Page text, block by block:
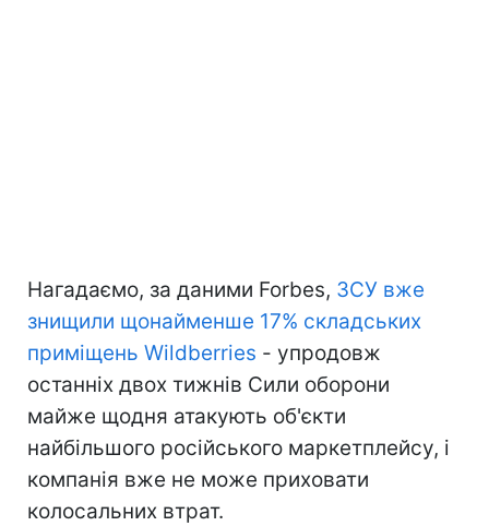
Нагадаємо, за даними Forbes, ЗСУ вже
знищили щонайменше 17% складських
приміщень Wildberries - упродовж
останніх двох тижнів Сили оборони
майже щодня атакують об'єкти
найбільшого російського маркетплейсу, і
компанія вже не може приховати
колосальних втрат.